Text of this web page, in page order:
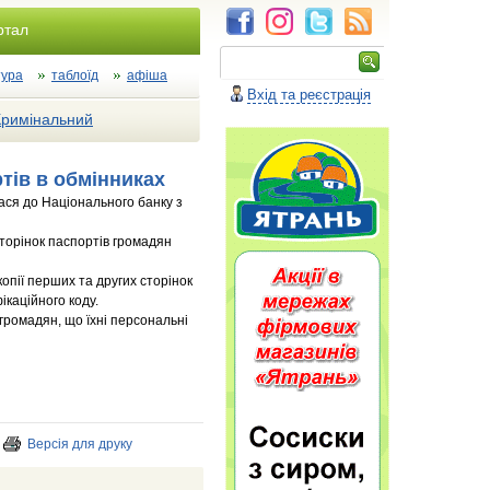
таблоїд афіша
в обмінниках
до Національного банку з
паспортів громадян
перших та других сторінок
коду.
що їхні персональні
Версія для друку
Вхід та реєстрація